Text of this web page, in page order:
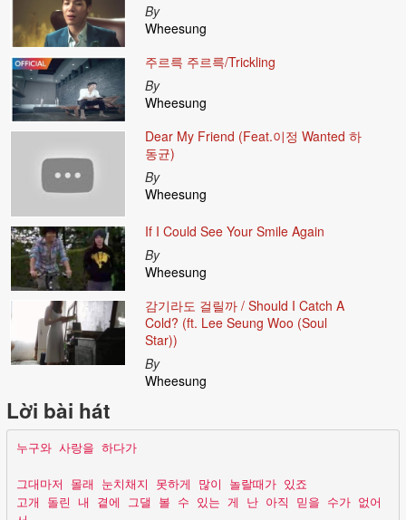
By
Wheesung
주르륵 주르륵/Trickling
By
Wheesung
Dear My Friend (Feat.이정 Wanted 하
동균)
By
Wheesung
If I Could See Your Smile Again
By
Wheesung
감기라도 걸릴까 / Should I Catch A
Cold? (ft. Lee Seung Woo (Soul
Star))
By
Wheesung
Lời bài hát
누구와 사랑을 하다가
그대마저 몰래 눈치채지 못하게 많이 놀랄때가 있죠
고개 돌린 내 곁에 그댈 볼 수 있는 게 난 아직 믿을 수가 없어